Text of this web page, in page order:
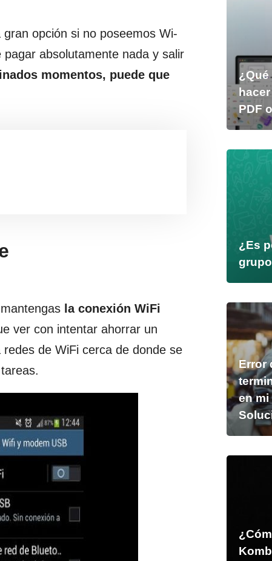
opción si no poseemos Wi-
absolutamente nada y salir
momentos, puede que
la conexión WiFi
ver con intentar ahorrar un
de WiFi cerca de donde se
PDF
¿Es
Error
en mi